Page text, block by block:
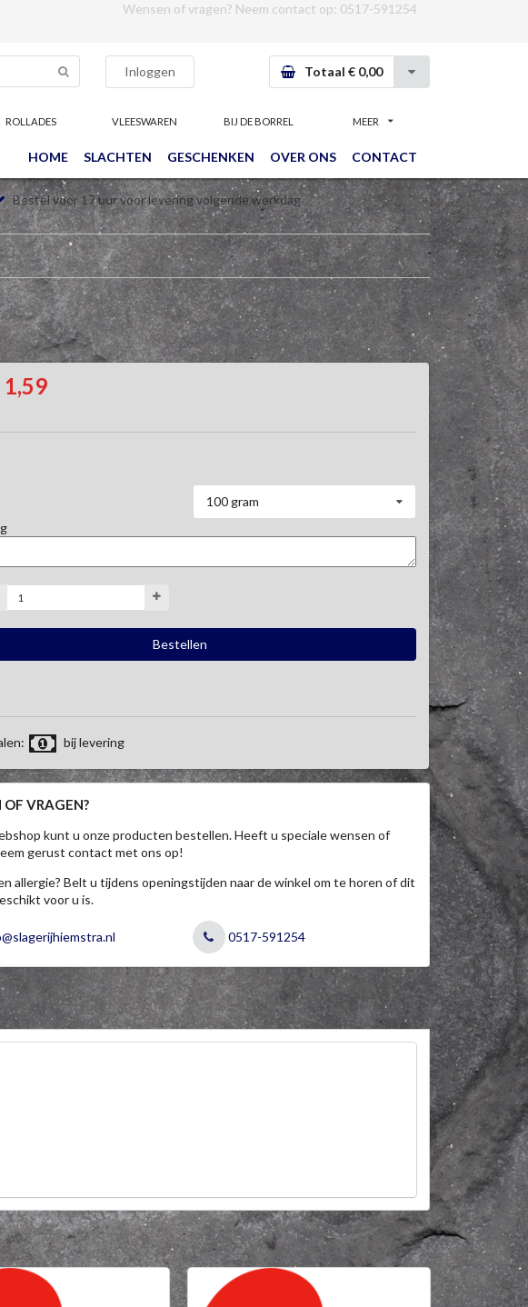
Wensen of vragen? Neem contact op: 0517-591254
Inloggen Totaal € 0,00
ROLLADES VLEESWAREN BIJ DE BORREL MEER
HOME SLACHTEN GESCHENKEN OVER ONS CONTACT
Bestel voor 17 uur voor levering volgende werkdag
1,59
100 gram
bij levering
OF VRAGEN?
kunt u onze producten bestellen. Heeft u speciale wensen of
gerust contact met ons op!
allergie? Belt u tijdens openingstijden naar de winkel om te horen of dit
voor u is.
0517-591254